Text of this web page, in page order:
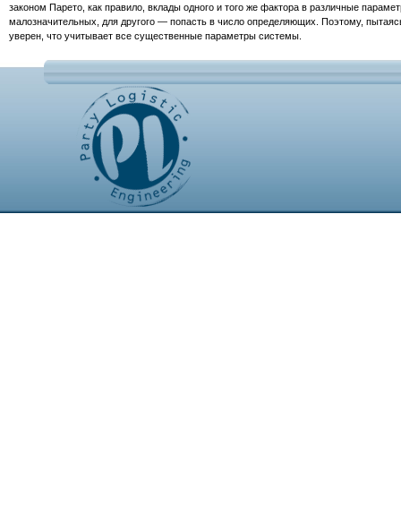
законом Парето, как правило, вклады одного и того же фактора в различные
малозначительных, для другого — попасть в число определяющих. Поэтому,
уверен, что учитывает все существенные параметры системы.